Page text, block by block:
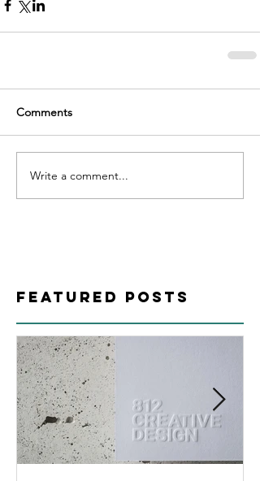
Comments
Write a comment...
Featured Posts